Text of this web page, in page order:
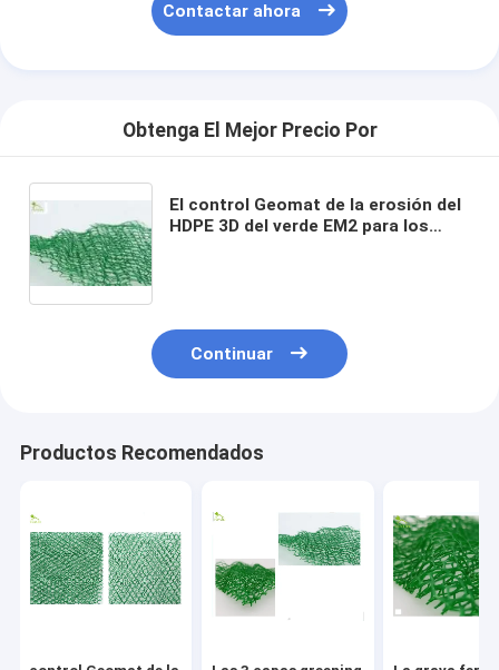
Contactar ahora
Obtenga El Mejor Precio Por
El control Geomat de la erosión del
HDPE 3D del verde EM2 para los
Continuar
Productos Recomendados